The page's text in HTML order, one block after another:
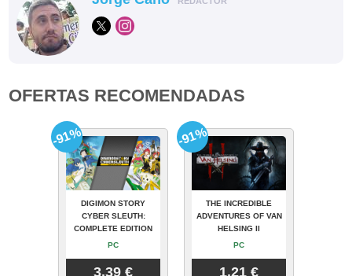
OFERTAS RECOMENDADAS
DIGIMON STORY
CYBER SLEUTH:
COMPLETE EDITION
PC
3.39 €
-91%
THE INCREDIBLE
ADVENTURES OF VAN
HELSING II
PC
1.21 €
-91%